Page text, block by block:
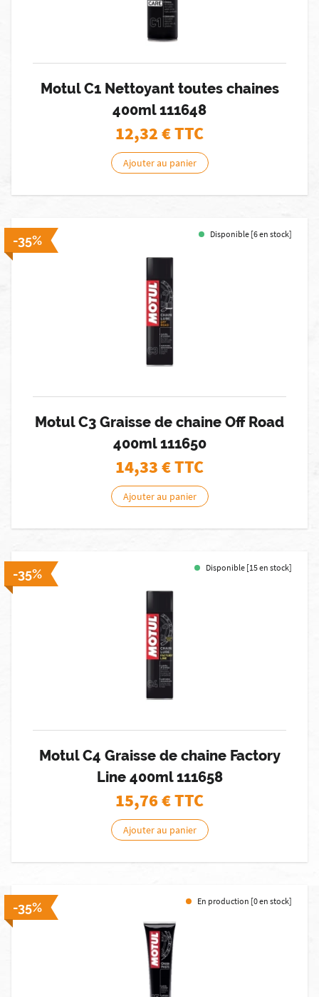
Motul C1 Nettoyant toutes chaines
400ml 111648
12,32€ TTC
Ajouter au panier
-35% Disponible [6 en stock]
Motul C3 Graisse de chaine Off Road
400ml 111650
14,33€ TTC
Ajouter au panier
-35% Disponible [15 en stock]
Motul C4 Graisse de chaine Factory
Line 400ml 111658
15,76€ TTC
Ajouter au panier
-35% En production [0 en stock]